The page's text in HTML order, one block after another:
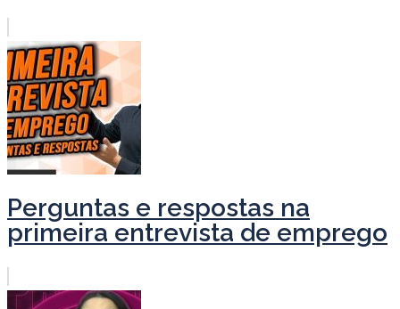
Perguntas e respostas na
primeira entrevista de emprego